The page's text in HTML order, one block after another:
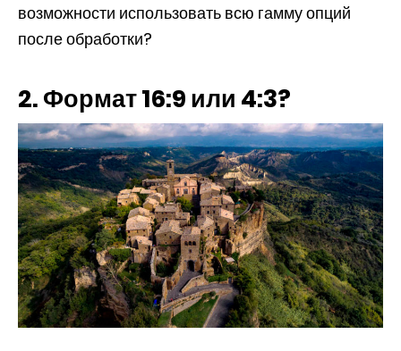
возможности использовать всю гамму опций
после обработки?
2. Формат 16:9 или 4:3?